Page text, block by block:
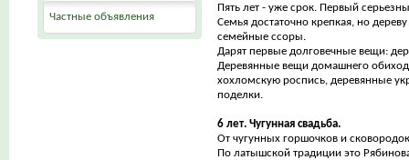
Пять лет - уже срок. Первый
Семья достаточно крепкая, но
семейные ссоры.
Дарят первые долговечные вещи:
Деревянные вещи домашнего
хохломскую роспись, деревянные
поделки.
6 лет. Чугунная свадьба.
От чугунных горшочков и
По латышской традиции это
Частные объявления